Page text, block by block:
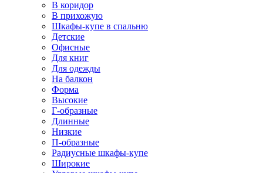
В коридор
В прихожую
Шкафы-купе в спальню
Детские
Офисные
Для книг
Для одежды
На балкон
Форма
Высокие
Г-образные
Длинные
Низкие
П-образные
Радиусные шкафы-купе
Широкие